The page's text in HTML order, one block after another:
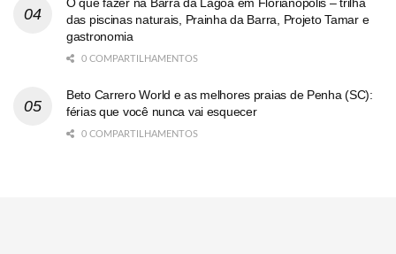
O que fazer na Barra da Lagoa em Florianópolis – trilha
das piscinas naturais, Prainha da Barra, Projeto Tamar e
gastronomia
0 COMPARTILHAMENTOS
Beto Carrero World e as melhores praias de Penha (SC):
férias que você nunca vai esquecer
0 COMPARTILHAMENTOS